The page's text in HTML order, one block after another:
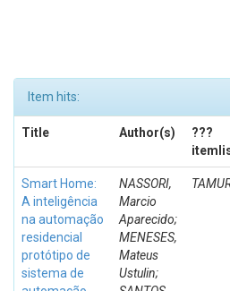
Item hits:
Title Author(s)
???
Smart Home:
A inteligência
na automação
residencial
protótipo de
sistema de
NASSORI,
Marcio
Aparecido;
MENESES,
Mateus
Ustulin;